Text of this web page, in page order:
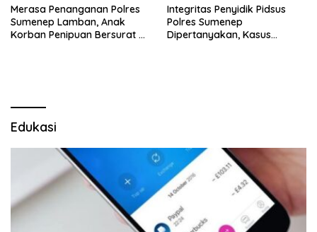
Merasa Penanganan Polres
Sumenep Lamban, Anak
Korban Penipuan Bersurat ke
Integritas Penyidik Pidsus
Polres Sumenep
Dipertanyakan, Kasus
Edukasi